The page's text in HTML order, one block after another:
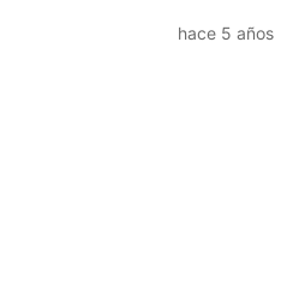
hace 5 años